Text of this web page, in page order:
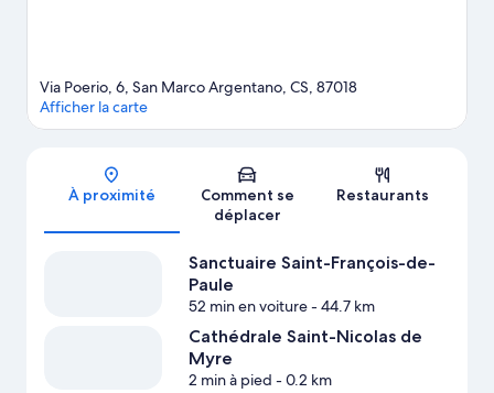
Carte
Via Poerio, 6, San Marco Argentano, CS, 87018
Afficher la carte
À proximité
Comment se
déplacer
Restaurants
Sanctuaire Saint-François-de-
Paule
52 min en voiture- 44.7 km
Cathédrale Saint-Nicolas de
Myre
2 min à pied - 0.2 km